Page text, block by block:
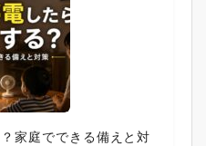
家庭でできる備えと対